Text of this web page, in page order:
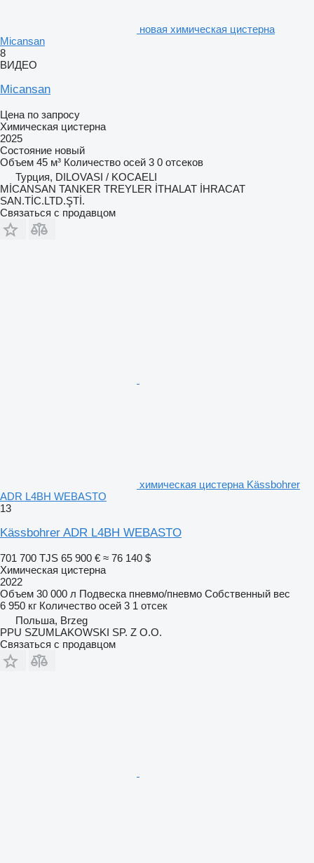
новая химическая цистерна
Micansan
8
ВИДЕО
Micansan
Цена по запросу
Химическая цистерна
2025
Состояние новый
Объем 45 м³ Количество осей 3 0 отсеков
Турция, DILOVASI / KOCAELI
MİCANSAN TANKER TREYLER İTHALAT İHRACAT
SAN.TİC.LTD.ŞTİ.
Связаться с продавцом
химическая цистерна Kässbohrer
ADR L4BH WEBASTO
13
Kässbohrer ADR L4BH WEBASTO
701 700 TJS 65 900 € ≈ 76 140 $
Химическая цистерна
2022
Объем 30 000 л Подвеска пневмо/пневмо Собственный вес
6 950 кг Количество осей 3 1 отсек
Польша, Brzeg
PPU SZUMLAKOWSKI SP. Z O.O.
Связаться с продавцом